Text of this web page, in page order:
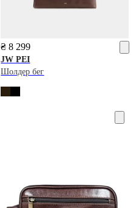
₴ 8 299
JW PEI
Шолдер бег